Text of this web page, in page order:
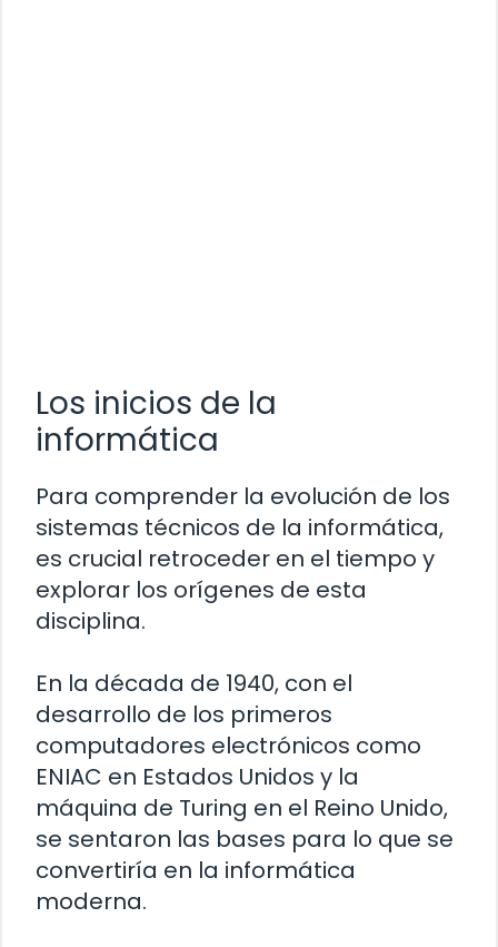
Los inicios de la
informática
Para comprender la evolución de los
sistemas técnicos de la informática,
es crucial retroceder en el tiempo y
explorar los orígenes de esta
disciplina.
En la década de 1940, con el
desarrollo de los primeros
computadores electrónicos como
ENIAC en Estados Unidos y la
máquina de Turing en el Reino Unido,
se sentaron las bases para lo que se
convertiría en la informática
moderna.